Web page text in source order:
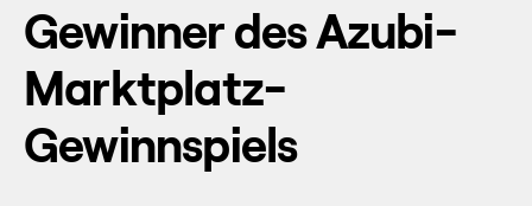
Gewinner des Azubi-
Marktplatz-
Gewinnspiels